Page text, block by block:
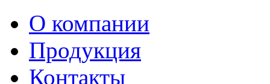
О компании
Продукция
Контакты